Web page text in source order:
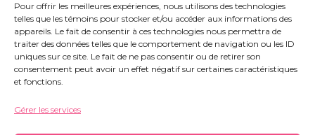
Pour offrir les meilleures expériences, nous utilisons des technologies
telles que les témoins pour stocker et/ou accéder aux informations des
appareils. Le fait de consentir à ces technologies nous permettra de
traiter des données telles que le comportement de navigation ou les ID
uniques sur ce site. Le fait de ne pas consentir ou de retirer son
consentement peut avoir un effet négatif sur certaines caractéristiques
et fonctions.
Gérer les services